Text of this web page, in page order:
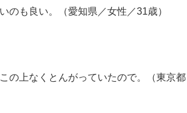
も良い。（愛知県／女性／31歳）
の上なくとんがっていたので。（東京都